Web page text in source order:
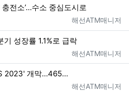
충전소’…수소 중심도시로
등록자
해선ATM매니저
성장률 1.1%로 급락
등록자
해선ATM매니저
2023' 개막…465…
등록자
해선ATM매니저